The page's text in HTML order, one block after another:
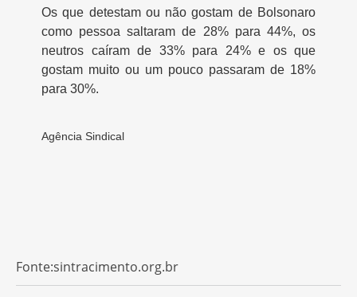
Os que detestam ou não gostam de Bolsonaro
como pessoa saltaram de 28% para 44%, os
neutros caíram de 33% para 24% e os que
gostam muito ou um pouco passaram de 18%
para 30%.
Agência Sindical
Fonte:sintracimento.org.br